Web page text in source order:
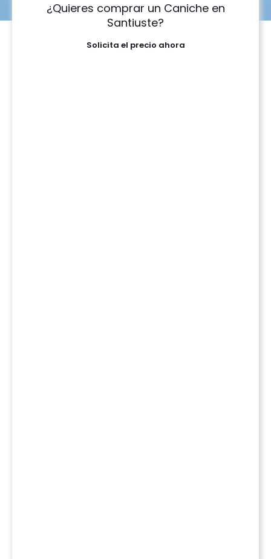
¿Quieres comprar un Caniche en
Santiuste?
Solicita el precio ahora